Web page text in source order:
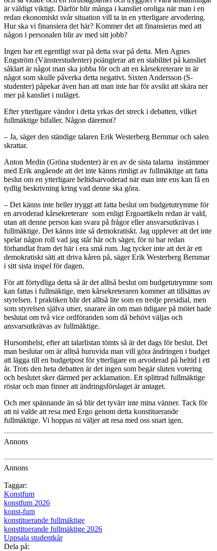
är väldigt viktigt. Därför blir många i kansliet oroliga när man i en
redan ekonomiskt svår situation vill ta in en ytterligare arvodering.
Hur ska vi finansiera det här? Kommer det att finansieras med att
någon i personalen blir av med sitt jobb?
Ingen har ett egentligt svar på detta svar på detta. Men Agnes
Engström (Vänsterstudenter) poängterar att en stabilitet på kansliet
såklart är något man ska jobba för och att en kårsekreterare in är
något som skulle påverka detta negativt. Sixten Andersson (S-
studenter) påpekar även han att man inte har för avsikt att skära ner
mer på kansliet i nuläget.
Efter ytterligare vändor i detta yrkas det streck i debatten, vilket
fullmäktige bifaller. Någon däremot?
– Ja, säger den ständige talaren Erik Westerberg Bernmar och salen
skrattar.
Anton Medin (Gröna studenter) är en av de sista talarna instämmer
med Erik angående att det inte känns rimligt av fullmäktige att fatta
beslut om en ytterligare heltidsarvoderad när man inte ens kan få en
tydlig beskrivning kring vad denne ska göra.
– Det känns inte heller tryggt att fatta beslut om budgetutrymme för
en arvoderad kårsekreterare som enligt Ergoartikeln redan är vald,
utan att denne person kan svara på frågor eller ansvarsutkrävas i
fullmäktige. Det känns inte så demokratiskt. Jag upplever att det inte
spelar någon roll vad jag står här och säger, för ni har redan
förhandlat fram det här i era små rum. Jag tycker inte att det är ett
demokratiskt sätt att driva kåren på, säger Erik Westerberg Bernmar
i sitt sista inspel för dagen.
För att förtydliga detta så är det alltså beslut om budgetutrymme som
kan fattas i fullmäktige, men kårsekreteraren kommer att tillsättas av
styrelsen. I praktiken blir det alltså lite som en tredje presidial, men
som styrelsen själva utser, snarare än om man tidigare på mötet hade
beslutat om två vice ordföranden som då behövt väljas och
ansvarsutkrävas av fullmäktige.
Hursomhelst, efter att talarlistan tömts så är det dags för beslut. Det
man beslutar om är alltså huruvida man vill göra ändringen i budget
att lägga till en budgetpost för ytterligare en arvoderad på heltid i ett
år. Trots den heta debatten är det ingen som begär sluten votering
och beslutet sker därmed per acklamation. Ett splittrad fullmäktige
röstar och man finner att ändringsförslaget är antaget.
Och mer spännande än så blir det tyvärr inte mina vänner. Tack för
att ni valde att resa med Ergo genom detta konstituerande
fullmäktige. Vi hoppas ni väljer att resa med oss snart igen.
Annons
Annons
Taggar:
Konstfum
konstfum 2026
konst-fum
konstituerande fullmäktige
konstituerande fullmäktige 2026
Uppsala studentkår
Dela på: